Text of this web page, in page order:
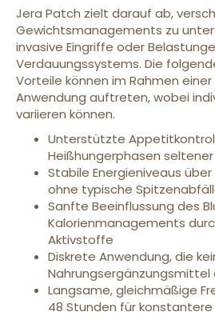
Jera Patch zielt darauf ab,
Gewichtsmanagements zu
invasive Eingriffe oder
Verdauungssystems. Die
Vorteile können im Rahmen
Anwendung auftreten, wobei
variieren können.
Unterstützte
Heißhungerphasen
Stabile Energieniveaus
ohne typische
Sanfte Beeinflussung des
Kalorienmanagements
Aktivstoffe
Diskrete Anwendung, die
Langsame, gleichmäßige
48 Stunden für